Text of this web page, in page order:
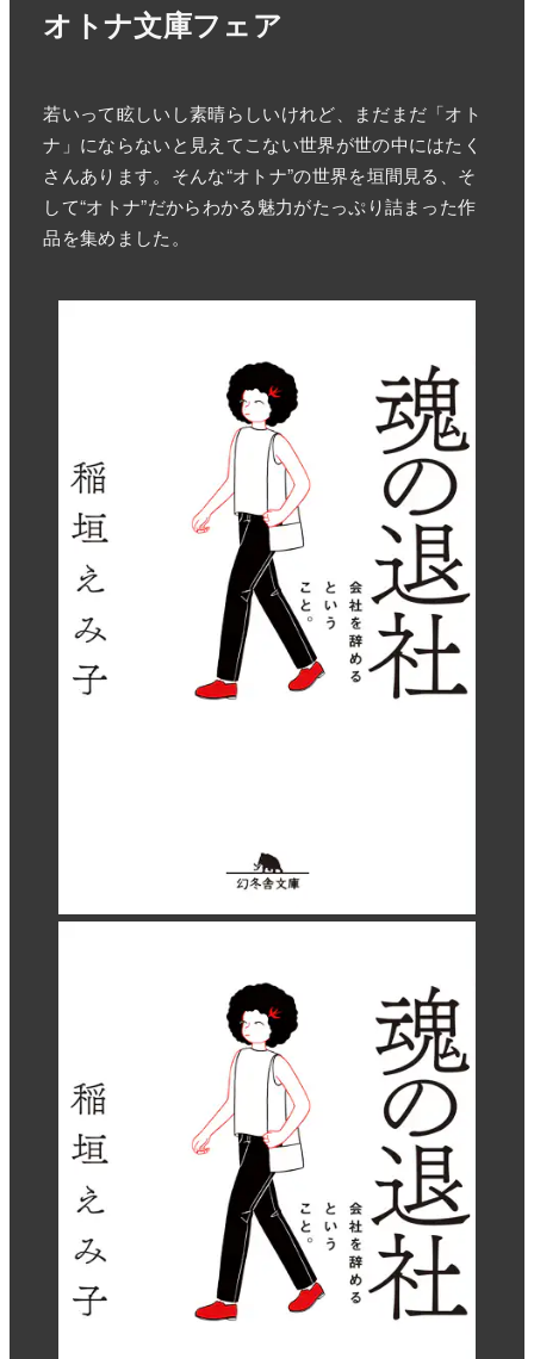
オトナ文庫フェア
若いって眩しいし素晴らしいけれど、まだまだ「オト
ナ」にならないと見えてこない世界が世の中にはたく
さんあります。そんな“オトナ”の世界を垣間見る、そ
して“オトナ”だからわかる魅力がたっぷり詰まった作
品を集めました。